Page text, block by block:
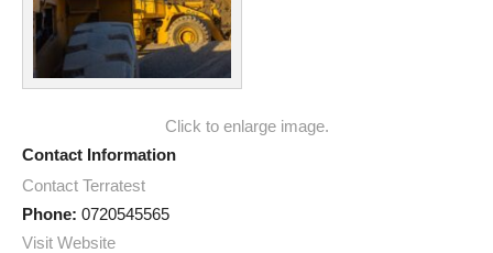
Click to enlarge image.
Contact Information
Contact Terratest
Phone: 0720545565
Visit Website